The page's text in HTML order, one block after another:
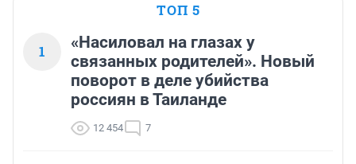
ТОП 5
1
«Насиловал на глазах у
связанных родителей». Новый
поворот в деле убийства
россиян в Таиланде
12 454 7